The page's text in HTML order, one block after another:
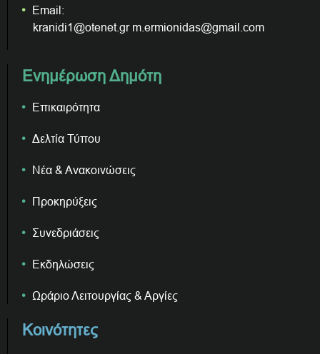
Email:
kranidi1@otenet.gr m.ermionidas@gmail.com
Ενημέρωση Δημότη
Επικαιρότητα
Δελτία Τύπου
Νέα & Ανακοινώσεις
Προκηρύξεις
Συνεδριάσεις
Εκδηλώσεις
Ωράριο Λειτουργίας & Αργίες
Κοινότητες